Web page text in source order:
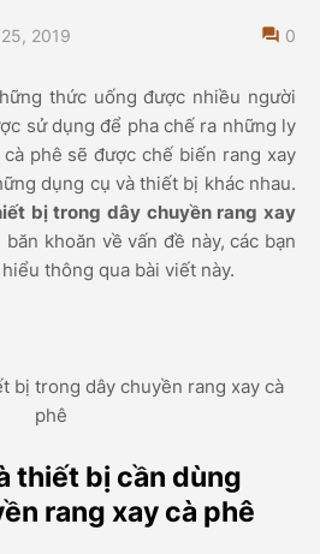
2019 0
thức uống được nhiều người
sử dụng để pha chế ra những ly
phê sẽ được chế biến rang xay
dụng cụ và thiết bị khác nhau.
bị trong dây chuyền rang xay
khoăn về vấn đề này, các bạn
thông qua bài viết này.
thiết bị cần dùng
rang xay cà phê